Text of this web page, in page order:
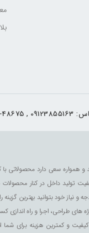
48675 , 09123855163
همواره سعی دارد محصولاتی با
تولید داخل در کنار
نیاز خود بتوانید بهترین
طراحی، اجرا و راه اندازی
و کمترین هزینه برای شما